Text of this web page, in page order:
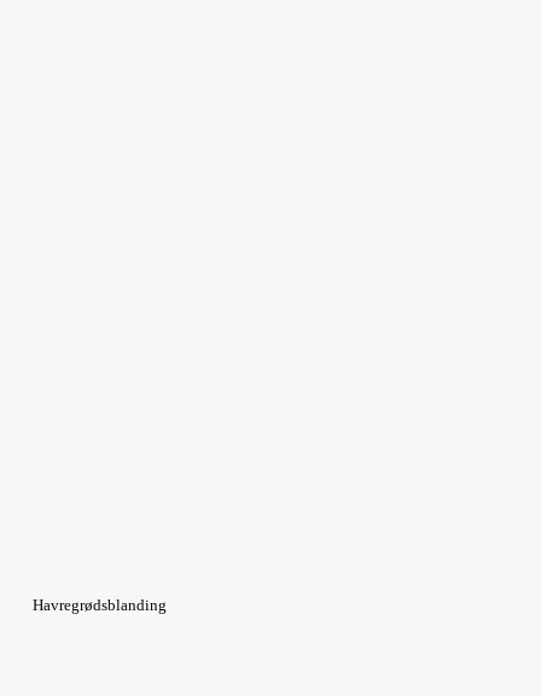
Havregrødsblanding